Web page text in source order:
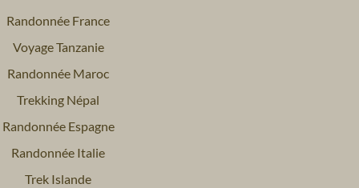
Randonnée France
Voyage Tanzanie
Randonnée Maroc
Trekking Népal
Randonnée Espagne
Randonnée Italie
Trek Islande